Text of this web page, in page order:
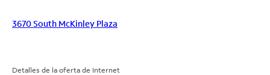
3670 South McKinley Plaza
Detalles de la oferta de Internet